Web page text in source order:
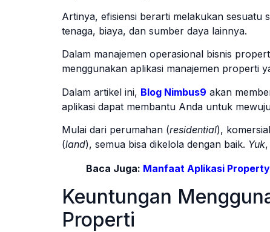
Artinya, efisiensi berarti melakukan sesuatu
tenaga, biaya, dan sumber daya lainnya.
Dalam manajemen operasional bisnis
menggunakan aplikasi manajemen properti
Dalam artikel ini, Blog Nimbus9 akan
aplikasi dapat membantu Anda untuk
Mulai dari perumahan (residential),
(land), semua bisa dikelola dengan baik. Yuk
Baca Juga: Manfaat Aplikasi
Keuntungan
Properti